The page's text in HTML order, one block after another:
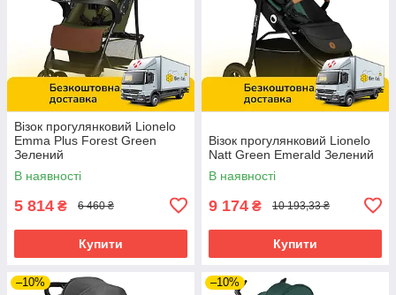
Візок прогулянковий Lionelo
Emma Plus Forest Green
Зелений
В наявності
5 814 ₴ 6 460 ₴
Купити
Візок прогулянковий Lionelo
Natt Green Emerald Зелений
В наявності
9 174 ₴ 10 193,33 ₴
Купити
–10% –10%